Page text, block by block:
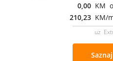
0,00 KM
210,23 KM/
uz